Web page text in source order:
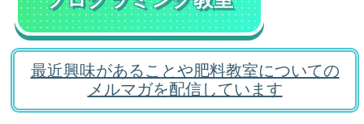
最近興味があることや肥料教室についての
メルマガを配信しています